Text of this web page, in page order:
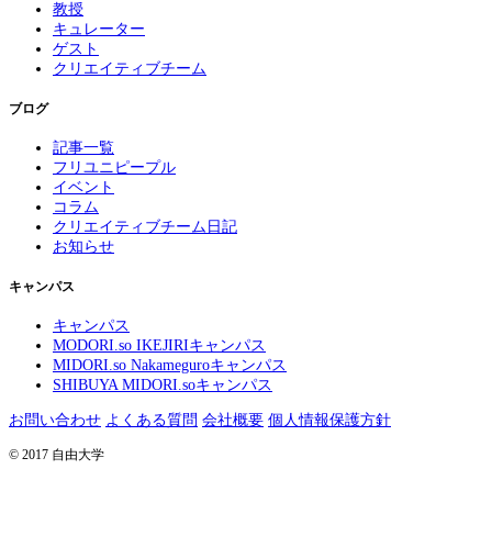
教授
キュレーター
ゲスト
クリエイティブチーム
ブログ
記事一覧
フリユニピープル
イベント
コラム
クリエイティブチーム日記
お知らせ
キャンパス
キャンパス
MODORI.so IKEJIRIキャンパス
MIDORI.so Nakameguroキャンパス
SHIBUYA MIDORI.soキャンパス
お問い合わせ よくある質問 会社概要 個人情報保護方針
© 2017 自由大学